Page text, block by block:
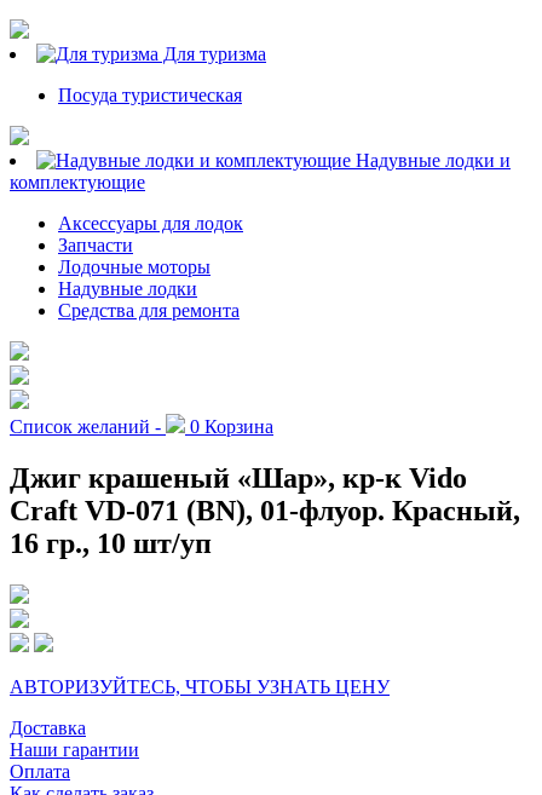
Для туризма
Посуда туристическая
Надувные лодки и
комплектующие
Аксессуары для лодок
Запчасти
Лодочные моторы
Надувные лодки
Средства для ремонта
Список желаний - 0 Корзина
Джиг крашеный «Шар», кр-к Vido
Craft VD-071 (BN), 01-флуор. Красный,
16 гр., 10 шт/уп
АВТОРИЗУЙТЕСЬ, ЧТОБЫ УЗНАТЬ ЦЕНУ
Доставка
Наши гарантии
Оплата